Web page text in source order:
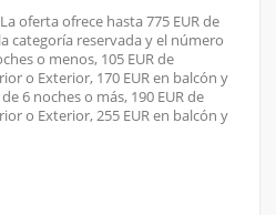
oferta ofrece hasta 775 EUR de
categoría reservada y el número
o menos, 105 EUR de
o Exterior, 170 EUR en balcón y
6 noches o más, 190 EUR de
o Exterior, 255 EUR en balcón y